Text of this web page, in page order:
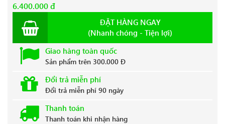
6.400.000 đ
ĐẶT HÀNG NGAY
(Nhanh chóng - Tiện lợi)
Giao hàng toàn quốc
Sản phẩm trên 300.000 Đ
Đổi trả miễn phí
Đổi trả miễn phí 90 ngày
Thanh toán
Thanh toán khi nhận hàng